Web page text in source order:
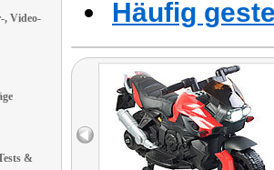
, Video-
&
Häufig